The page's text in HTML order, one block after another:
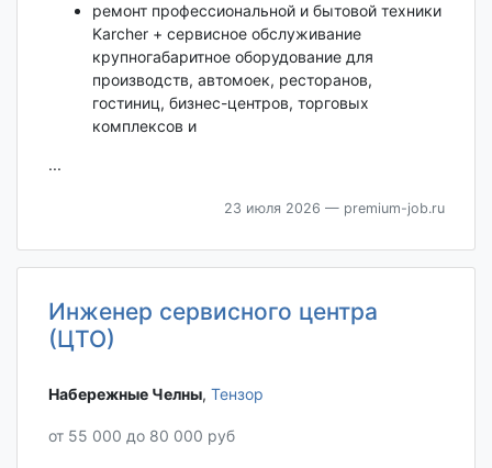
ремонт профессиональной и бытовой техники
Karcher + сервисное обслуживание
крупногабаритное оборудование для
производств, автомоек, ресторанов,
гостиниц, бизнес-центров, торговых
комплексов и
...
23 июля 2026 — premium-job.ru
Инженер сервисного центра
(ЦТО)
Набережные Челны‎, Тензор
от 55 000 до 80 000 руб